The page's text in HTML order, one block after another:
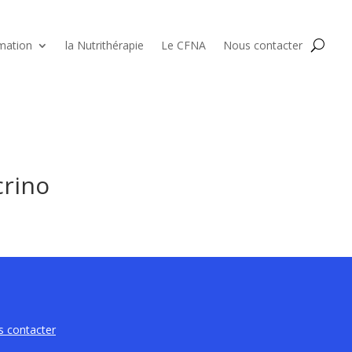
la Nutrithérapie Le CFNA Nous contacter
contacter